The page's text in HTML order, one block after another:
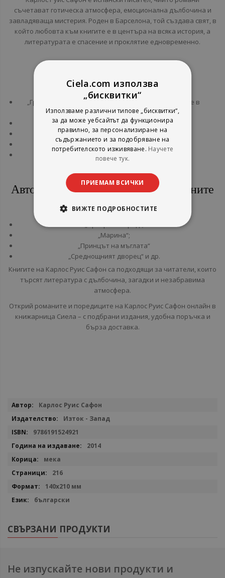
съчетават готическа атмосфера, емоционална дълбочина и
завладяваща мистерия. Роден в Барселона, той създава свят, в
който любовта към книгите е в центъра на всяка история, а
литературата е спасение и проклятие едновременно.
Най-известни произведения
„Гробището на забравените книги“, превърнала се в
световен феномен:
„Сянката на вятъра“
„Затворникът на рая“
„Играта на ангела“
„Лабиринтът на духовете“.
Авторът е обичан и за самостоятелните
„Марина“;
„Принцът на мъглата“
„Среднощният дворец“ и др.
Книгите на Карлос Руис Сафон са подходящи за читатели, които
търсят литература с дълбочина, загадки и незабравима
атмосфера.
Открий романите и поредиците на Карлос Руис Сафон онлайн в
книжарница Сиела – с подбрани издания, удобна поръчка и
бърза доставка.
Повече
Карлос Руис Сафон
Изток - Запад
9786191524921
2014
мека
216
140x210 мм
български
СВЪРЗАНИ ПРОДУКТИ
Не изпускайте нови продукти и
Ciela.com използва
„бисквитки“
Използваме различни типове „бисквитки“,
за да може уебсайтът да функционира
правилно, за персонализиране на
съдържанието и за подобряване на
потребителското изживяване. Научете
повече тук.
ПРИЕМАМ ВСИЧКИ
ВИЖТЕ ПОДРОБНОСТИТЕ